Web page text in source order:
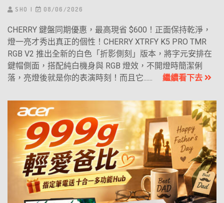
SHO 08/06/2026
CHERRY 鍵盤同期優惠，最高現省 $600！正面保持乾淨，
燈一亮才秀出真正的個性！CHERRY XTRFY K5 PRO TMR
RGB V2 推出全新的白色「折影側刻」版本，將字元安排在
鍵帽側面，搭配純白機身與 RGB 燈效，不開燈時簡潔俐
落，亮燈後就是你的表演時刻！而且它...... 繼續看下去